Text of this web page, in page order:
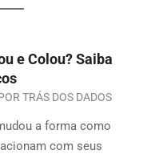
e Colou? Saiba
TRÁS DOS DADOS
a forma como
com seus